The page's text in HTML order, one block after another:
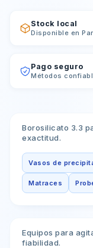
Stock local
Disponible en
Pago seguro
Métodos
Borosilicato 3.3
exactitud.
Vasos de
Matraces
Equipos para
fiabilidad.